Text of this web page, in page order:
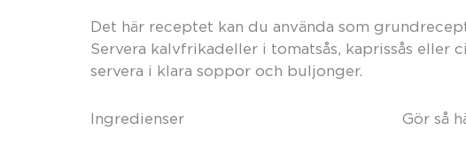
Det här receptet kan du använda som
Servera kalvfrikadeller i tomatsås, kaprissås eller
servera i klara soppor och buljonger.
Ingredienser Gör så